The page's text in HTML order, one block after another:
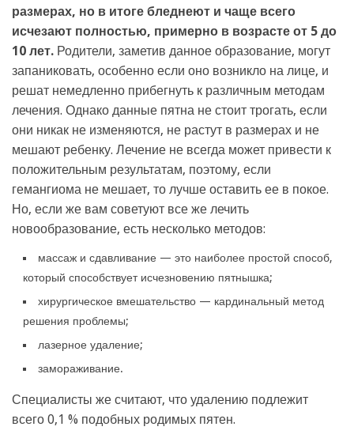
размерах, но в итоге бледнеют и чаще всего
исчезают полностью, примерно в возрасте от 5 до
10 лет. Родители, заметив данное образование, могут
запаниковать, особенно если оно возникло на лице, и
решат немедленно прибегнуть к различным методам
лечения. Однако данные пятна не стоит трогать, если
они никак не изменяются, не растут в размерах и не
мешают ребенку. Лечение не всегда может привести к
положительным результатам, поэтому, если
гемангиома не мешает, то лучше оставить ее в покое.
Но, если же вам советуют все же лечить
новообразование, есть несколько методов:
массаж и сдавливание — это наиболее простой способ,
который способствует исчезновению пятнышка;
хирургическое вмешательство — кардинальный метод
решения проблемы;
лазерное удаление;
замораживание.
Специалисты же считают, что удалению подлежит
всего 0,1 % подобных родимых пятен.